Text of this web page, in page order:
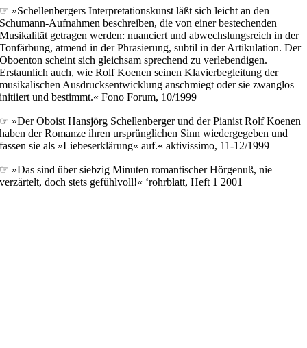
☞ »Schellenbergers Interpretationskunst läßt sich leicht an den
Schumann-Aufnahmen beschreiben, die von einer bestechenden
Musikalität getragen werden: nuanciert und abwechslungsreich in der
Tonfärbung, atmend in der Phrasierung, subtil in der Artikulation. Der
Oboenton scheint sich gleichsam sprechend zu verlebendigen.
Erstaunlich auch, wie Rolf Koenen seinen Klavierbegleitung der
musikalischen Ausdrucksentwicklung anschmiegt oder sie zwanglos
initiiert und bestimmt.« Fono Forum, 10/1999
☞ »Der Oboist Hansjörg Schellenberger und der Pianist Rolf Koenen
haben der Romanze ihren ursprünglichen Sinn wiedergegeben und
fassen sie als »Liebeserklärung« auf.« aktivissimo, 11-12/1999
☞ »Das sind über siebzig Minuten romantischer Hörgenuß, nie
verzärtelt, doch stets gefühlvoll!« ‘rohrblatt, Heft 1 2001